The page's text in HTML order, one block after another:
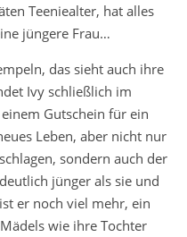
Teeniealter, hat alles
jüngere Frau…
das sieht auch ihre
Ivy schließlich im
Gutschein für ein
Leben, aber nicht nur
sondern auch der
jünger als sie und
er noch viel mehr, ein
wie ihre Tochter